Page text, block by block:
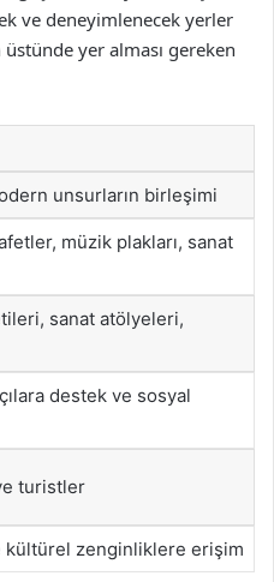
ve deneyimlenecek yerler
yer alması gereken
unsurların birleşimi
müzik plakları, sanat
sanat atölyeleri,
destek ve sosyal
turistler
kültürel zenginliklere erişim